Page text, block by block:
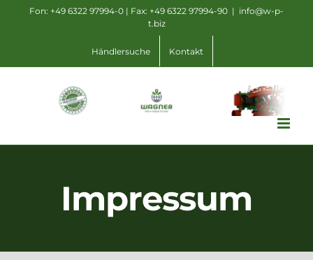
Fon: +49 6322 97994-0 | Fax: +49 6322 97994-90 | info@w-p-
t.biz
Händlersuche Kontakt
Impressum